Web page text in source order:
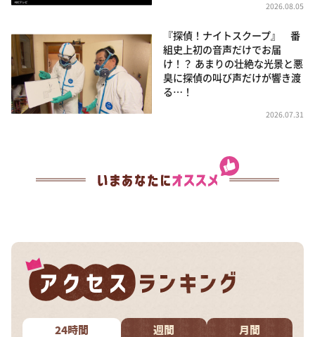
2026.08.05
『探偵！ナイトスクープ』 番
組史上初の音声だけでお届
け！？ あまりの壮絶な光景と悪
臭に探偵の叫び声だけが響き渡
る…！
2026.07.31
24時間 週間 月間